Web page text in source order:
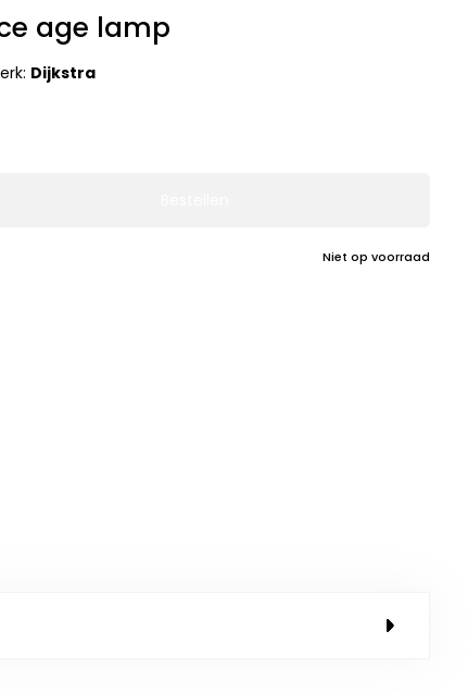
age lamp
Dijkstra
Niet op voorraad